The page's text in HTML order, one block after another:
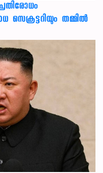
സെക്രട്ടറിയും തമ്മിൽ